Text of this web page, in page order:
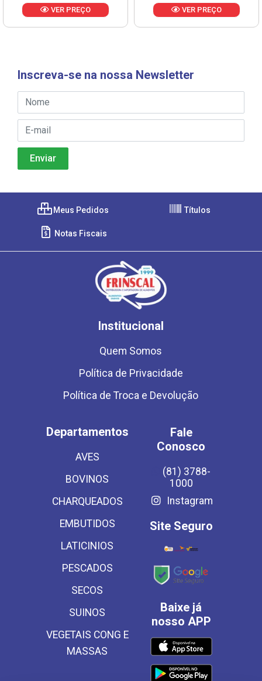
VER PREÇO VER PREÇO
Inscreva-se na nossa Newsletter
Meus Pedidos Títulos
Notas Fiscais
Institucional
Quem Somos
Política de Privacidade
Política de Troca e Devolução
Departamentos
AVES
BOVINOS
CHARQUEADOS
EMBUTIDOS
LATICINIOS
PESCADOS
SECOS
SUINOS
VEGETAIS CONG E
MASSAS
Fale
Conosco
(81) 3788-
1000
Instagram
Site Seguro
Baixe já
nosso APP